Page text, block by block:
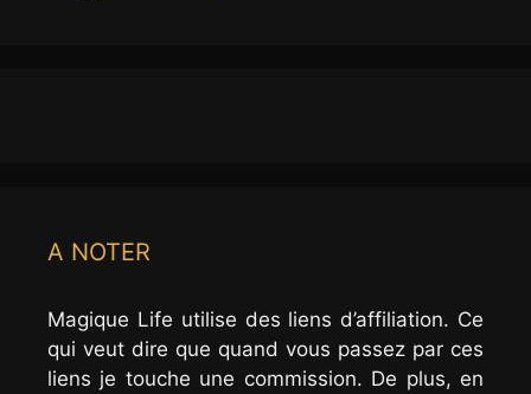
A NOTER
Magique Life utilise des liens d’affiliation. Ce
qui veut dire que quand vous passez par ces
liens je touche une commission. De plus, en